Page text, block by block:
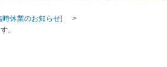
時休業のお知らせ]
。